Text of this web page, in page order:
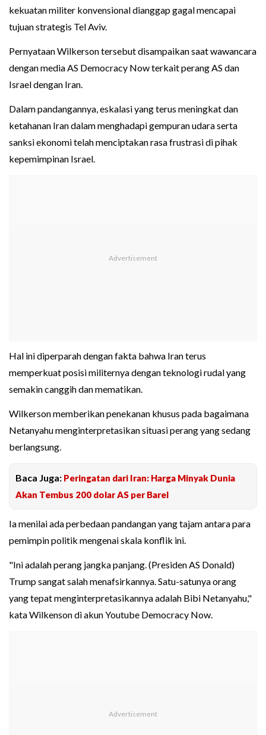
kekuatan militer konvensional dianggap gagal mencapai
tujuan strategis Tel Aviv.
Pernyataan Wilkerson tersebut disampaikan saat wawancara
dengan media AS Democracy Now terkait perang AS dan
Israel dengan Iran.
Dalam pandangannya, eskalasi yang terus meningkat dan
ketahanan Iran dalam menghadapi gempuran udara serta
sanksi ekonomi telah menciptakan rasa frustrasi di pihak
kepemimpinan Israel.
Hal ini diperparah dengan fakta bahwa Iran terus
memperkuat posisi militernya dengan teknologi rudal yang
semakin canggih dan mematikan.
Wilkerson memberikan penekanan khusus pada bagaimana
Netanyahu menginterpretasikan situasi perang yang sedang
berlangsung.
Baca Juga: Peringatan dari Iran: Harga Minyak Dunia
Akan Tembus 200 dolar AS per Barel
Ia menilai ada perbedaan pandangan yang tajam antara para
pemimpin politik mengenai skala konflik ini.
"Ini adalah perang jangka panjang. (Presiden AS Donald)
Trump sangat salah menafsirkannya. Satu-satunya orang
yang tepat menginterpretasikannya adalah Bibi Netanyahu,"
kata Wilkenson di akun Youtube Democracy Now.